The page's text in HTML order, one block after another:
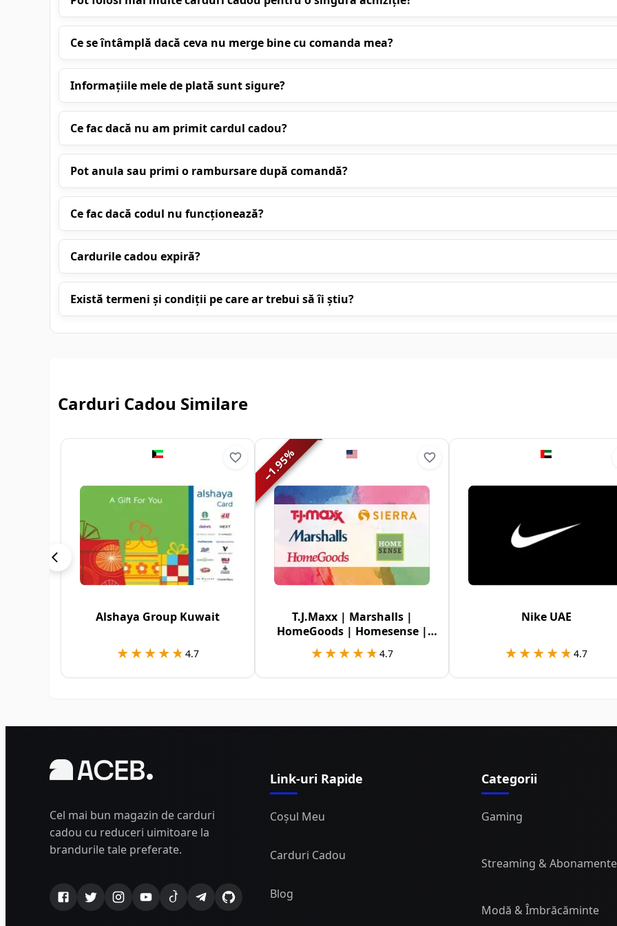
Ce se întâmplă dacă ceva nu merge bine cu comanda mea?
Informațiile mele de plată sunt sigure?
Ce fac dacă nu am primit cardul cadou?
Pot anula sau primi o rambursare după comandă?
Ce fac dacă codul nu funcționează?
Cardurile cadou expiră?
Există termeni și condiții pe care ar trebui să îi știu?
Carduri Cadou Similare
Alshaya Group Kuwait
★★★★★
★★★★★ 4.7
−
1.95
%
T.J.Maxx | Marshalls |
HomeGoods | Homesense |
Sierra USA
★★★★★
★★★★★ 4.7
Nike UAE
★★★★★
★★★★★ 4.7
Cel mai bun magazin de carduri
cadou cu reduceri uimitoare la
brandurile tale preferate.
Link-uri Rapide
Coșul Meu
Carduri Cadou
Blog
Categorii
Gaming
Streaming & Abonamente
Modă & Îmbrăcăminte